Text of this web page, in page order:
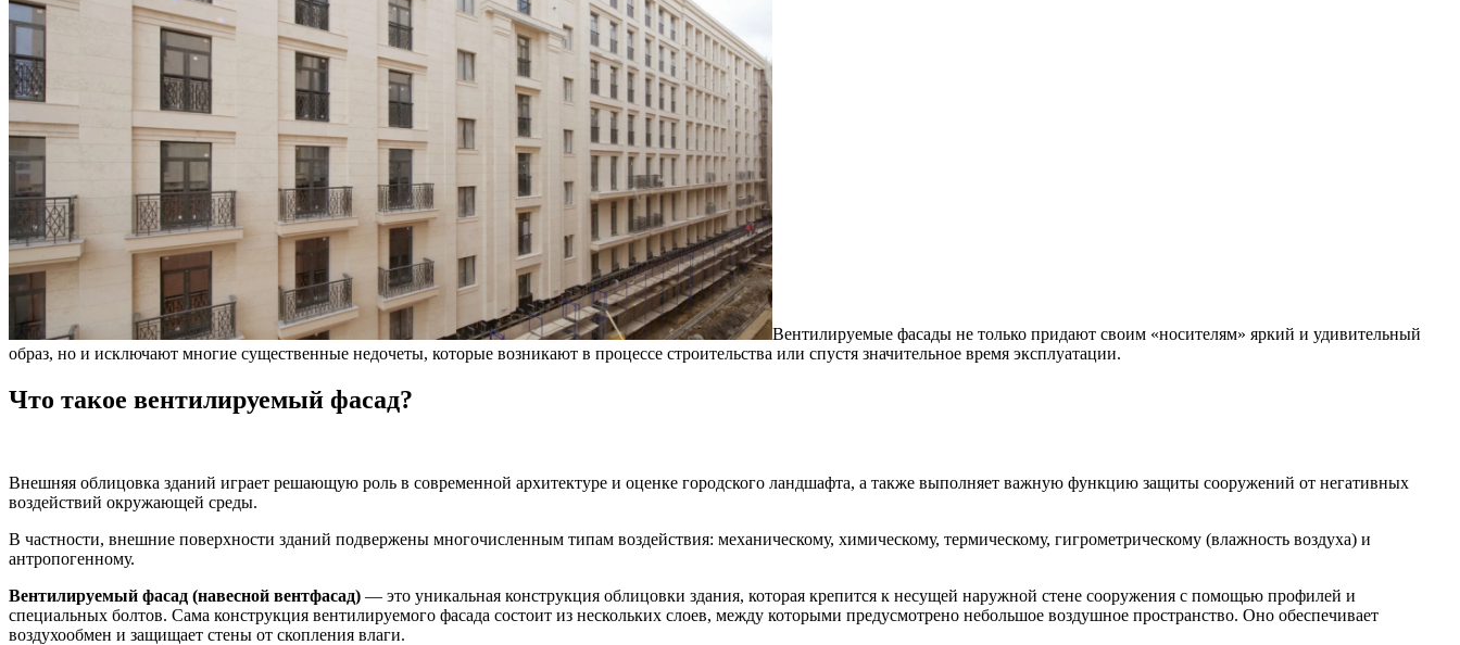
Вентилируемые фасады не только придают своим «носителям» яркий и удивительный
образ, но и исключают многие существенные недочеты, которые возникают в процессе строительства или спустя значительное время эксплуатации.
Что такое вентилируемый фасад?
Внешняя облицовка зданий играет решающую роль в современной архитектуре и оценке городского ландшафта, а также выполняет важную функцию защиты сооружений от негативных
воздействий окружающей среды.
В частности, внешние поверхности зданий подвержены многочисленным типам воздействия: механическому, химическому, термическому, гигрометрическому (влажность воздуха) и
антропогенному.
Вентилируемый фасад (навесной вентфасад) — это уникальная конструкция облицовки здания, которая крепится к несущей наружной стене сооружения с помощью профилей и
специальных болтов. Сама конструкция вентилируемого фасада состоит из нескольких слоев, между которыми предусмотрено небольшое воздушное пространство. Оно обеспечивает
воздухообмен и защищает стены от скопления влаги.